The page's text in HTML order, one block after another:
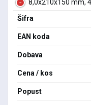
8,0x210x150 mm,
Šifra
EAN koda
Dobava
Cena / kos
Popust